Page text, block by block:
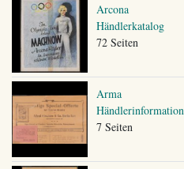
Arcona
Händlerkatalog
72 Seiten
Arma
Händlerinformation
7 Seiten